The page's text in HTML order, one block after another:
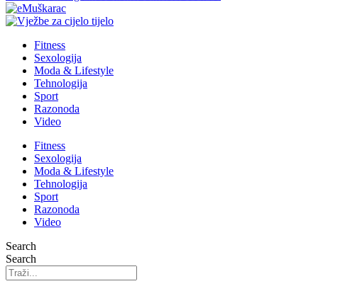
Fitness
Sexologija
Moda & Lifestyle
Tehnologija
Sport
Razonoda
Video
Fitness
Sexologija
Moda & Lifestyle
Tehnologija
Sport
Razonoda
Video
Search
Search